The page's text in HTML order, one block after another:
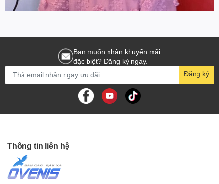
Bạn muốn nhận khuyến mãi
đặc biệt? Đăng ký ngay.
Đăng ký
Thông tin liên hệ